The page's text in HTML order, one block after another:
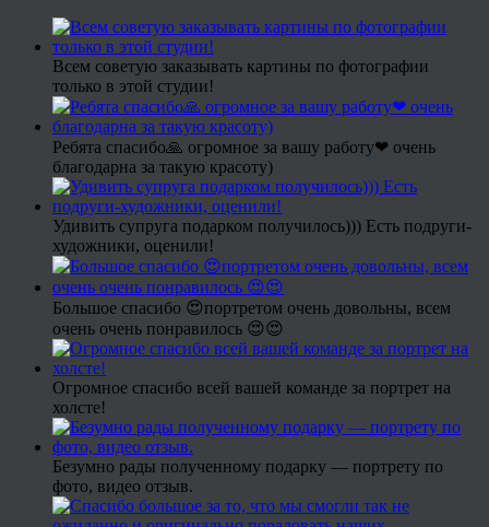
Всем советую заказывать картины по фотографии
только в этой студии!
Ребята спасибо🙏 огромное за вашу работу❤ очень
благодарна за такую красоту)
Удивить супруга подарком получилось))) Есть подруги-
художники, оценили!
Большое спасибо 😍портретом очень довольны, всем
очень очень понравилось 😍😍
Огромное спасибо всей вашей команде за портрет на
холсте!
Безумно рады полученному подарку — портрету по
фото, видео отзыв.